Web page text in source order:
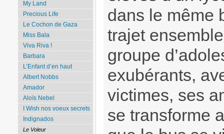
dans le même
trajet
groupe
exubérants,
victimes, ses
se transforme
My Land
Precious Life
Le Cochon de Gaza
Miss Bala
Viva Riva !
Barbara
L’Enfant d’en haut
Albert Nobbs
Amador
Aloïs Nebel
I Wish nos voeux secrets
Indignados
Le Voleur